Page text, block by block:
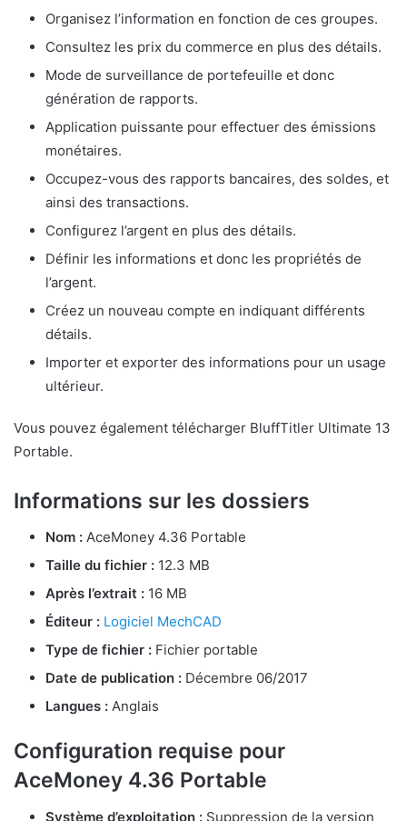
Organisez l’information en fonction de ces groupes.
Consultez les prix du commerce en plus des détails.
Mode de surveillance de portefeuille et donc
génération de rapports.
Application puissante pour effectuer des émissions
monétaires.
Occupez-vous des rapports bancaires, des soldes, et
ainsi des transactions.
Configurez l’argent en plus des détails.
Définir les informations et donc les propriétés de
l’argent.
Créez un nouveau compte en indiquant différents
détails.
Importer et exporter des informations pour un usage
ultérieur.
Vous pouvez également télécharger BluffTitler Ultimate 13
Portable.
Informations sur les dossiers
Nom : AceMoney 4.36 Portable
Taille du fichier : 12.3 MB
Après l’extrait : 16 MB
Éditeur : Logiciel MechCAD
Type de fichier : Fichier portable
Date de publication : Décembre 06/2017
Langues : Anglais
Configuration requise pour
AceMoney 4.36 Portable
Système d’exploitation : Suppression de la version